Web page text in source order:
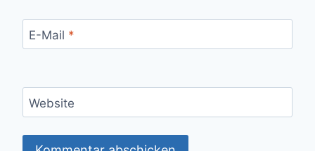
E-Mail *
Website